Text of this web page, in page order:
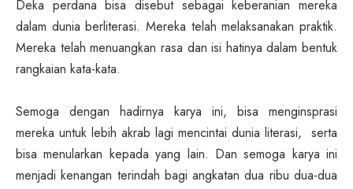
Deka perdana bisa disebut sebagai keberanian mereka
dalam dunia berliterasi. Mereka telah melaksanakan praktik.
Mereka telah menuangkan rasa dan isi hatinya dalam bentuk
rangkaian kata-kata.
Semoga dengan hadirnya karya ini, bisa menginsprasi
mereka untuk lebih akrab lagi mencintai dunia literasi, serta
bisa menularkan kepada yang lain. Dan semoga karya ini
menjadi kenangan terindah bagi angkatan dua ribu dua-dua